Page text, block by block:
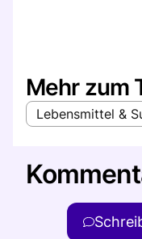
Mehr zum
Lebensmittel &